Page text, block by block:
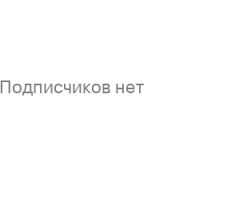
Подписчиков нет